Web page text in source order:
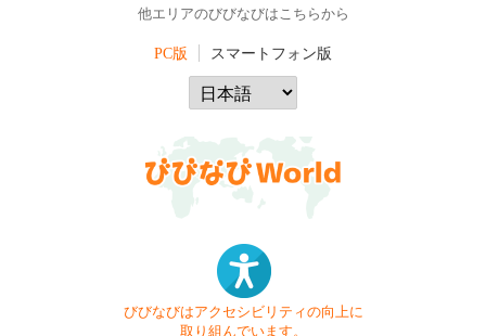
他エリアのびびなびはこちらから
PC版 スマートフォン版
びびなびはアクセシビリティの向上に
取り組んでいます。